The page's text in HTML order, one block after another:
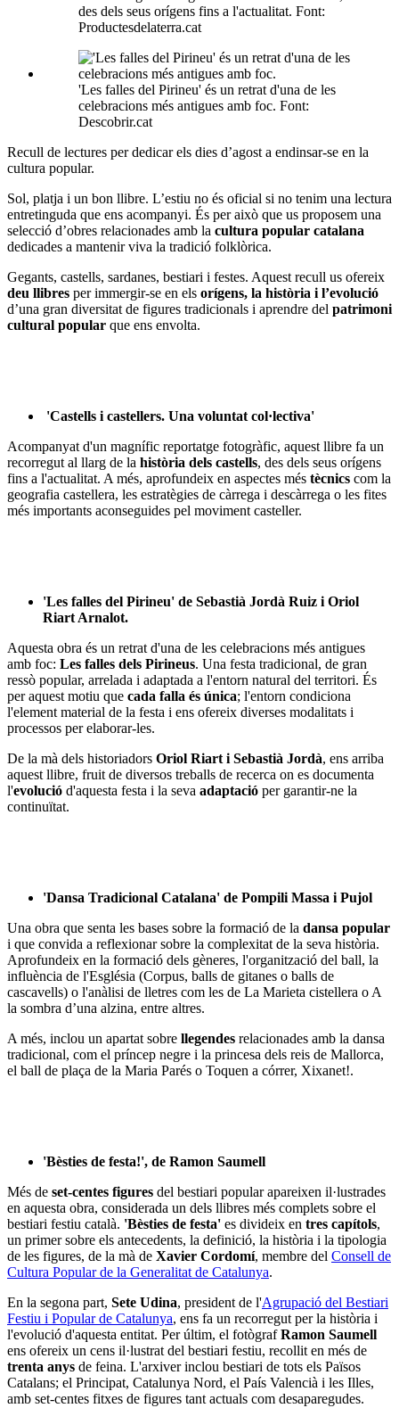
des dels seus orígens fins a l'actualitat. Font:
Productesdelaterra.cat
'Les falles del Pirineu' és un retrat d'una de les
celebracions més antigues amb foc. Font:
Descobrir.cat
Recull de lectures per dedicar els dies d’agost a endinsar-se en la
cultura popular.
Sol, platja i un bon llibre. L’estiu no és oficial si no tenim una lectura
entretinguda que ens acompanyi. És per això que us proposem una
selecció d’obres relacionades amb la cultura popular catalana
dedicades a mantenir viva la tradició folklòrica.
Gegants, castells, sardanes, bestiari i festes. Aquest recull us ofereix
deu llibres per immergir-se en els orígens, la història i l’evolució
d’una gran diversitat de figures tradicionals i aprendre del patrimoni
cultural popular que ens envolta.
'Castells i castellers. Una voluntat col·lectiva'
Acompanyat d'un magnífic reportatge fotogràfic, aquest llibre fa un
recorregut al llarg de la història dels castells, des dels seus orígens
fins a l'actualitat. A més, aprofundeix en aspectes més tècnics com la
geografia castellera, les estratègies de càrrega i descàrrega o les fites
més importants aconseguides pel moviment casteller.
'Les falles del Pirineu' de Sebastià Jordà Ruiz i Oriol
Riart Arnalot.
Aquesta obra és un retrat d'una de les celebracions més antigues
amb foc: Les falles dels Pirineus. Una festa tradicional, de gran
ressò popular, arrelada i adaptada a l'entorn natural del territori. És
per aquest motiu que cada falla és única; l'entorn condiciona
l'element material de la festa i ens ofereix diverses modalitats i
processos per elaborar-les.
De la mà dels historiadors Oriol Riart i Sebastià Jordà, ens arriba
aquest llibre, fruit de diversos treballs de recerca on es documenta
l'evolució d'aquesta festa i la seva adaptació per garantir-ne la
continuïtat.
'Dansa Tradicional Catalana' de Pompili Massa i Pujol
Una obra que senta les bases sobre la formació de la dansa popular
i que convida a reflexionar sobre la complexitat de la seva història.
Aprofundeix en la formació dels gèneres, l'organització del ball, la
influència de l'Església (Corpus, balls de gitanes o balls de
cascavells) o l'anàlisi de lletres com les de La Marieta cistellera o A
la sombra d’una alzina, entre altres.
A més, inclou un apartat sobre llegendes relacionades amb la dansa
tradicional, com el príncep negre i la princesa dels reis de Mallorca,
el ball de plaça de la Maria Parés o Toquen a córrer, Xixanet!.
'Bèsties de festa!', de Ramon Saumell
Més de set-centes figures del bestiari popular apareixen il·lustrades
en aquesta obra, considerada un dels llibres més complets sobre el
bestiari festiu català. 'Bèsties de festa' es divideix en tres capítols,
un primer sobre els antecedents, la definició, la història i la tipologia
de les figures, de la mà de Xavier Cordomí, membre del Consell de
Cultura Popular de la Generalitat de Catalunya.
En la segona part, Sete Udina, president de l'Agrupació del Bestiari
Festiu i Popular de Catalunya, ens fa un recorregut per la història i
l'evolució d'aquesta entitat. Per últim, el fotògrafRamon Saumell
ens ofereix un cens il·lustrat del bestiari festiu, recollit en més de
trenta anys de feina. L'arxiver inclou bestiari de tots els Països
Catalans; el Principat, Catalunya Nord, el País Valencià i les Illes,
amb set-centes fitxes de figures tant actuals com desaparegudes.